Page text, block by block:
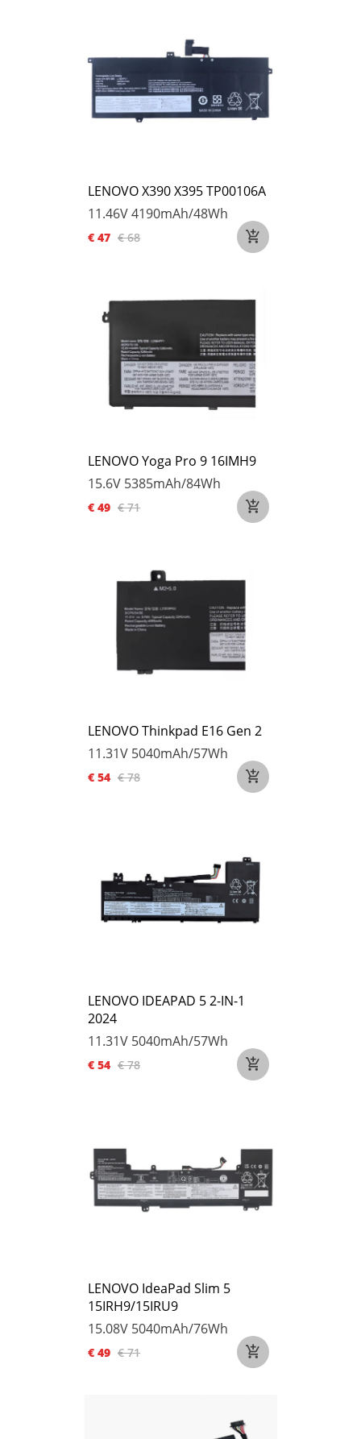
LENOVO X390 X395 TP00106A
11.46V4190mAh/48Wh
€ 47 € 68
LENOVO Yoga Pro 9 16IMH9
15.6V 5385mAh/84Wh
€ 49 € 71
LENOVO Thinkpad E16 Gen 2
11.31V 5040mAh/57Wh
€ 54 € 78
LENOVO IDEAPAD 5 2-IN-1
2024
11.31V 5040mAh/57Wh
€ 54 € 78
LENOVO IdeaPad Slim 5
15IRH9/15IRU9
15.08V 5040mAh/76Wh
€ 49 € 71